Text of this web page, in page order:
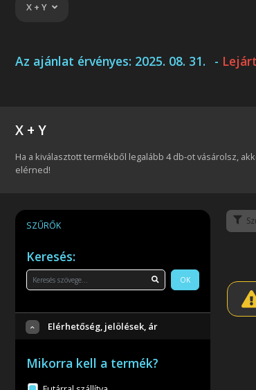
X + Y
Az ajánlat érvényes: 2025. 08. 31. - Lejárt
X + Y
Ha a kiválasztott termékből legalább 4 db-ot vásárolsz,
elérned!
SZŰRŐK
Keresés:
OK
Elérhetőség, jelölések, ár
Mikorra kell a termék?